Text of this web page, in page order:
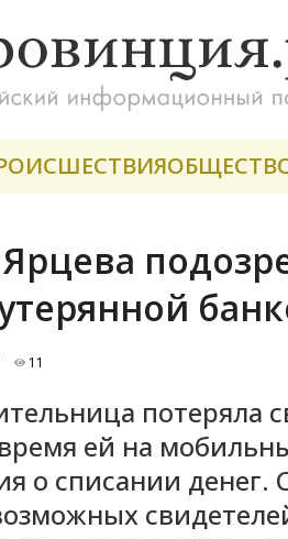
11
потеряла
ей на
о списании денег.